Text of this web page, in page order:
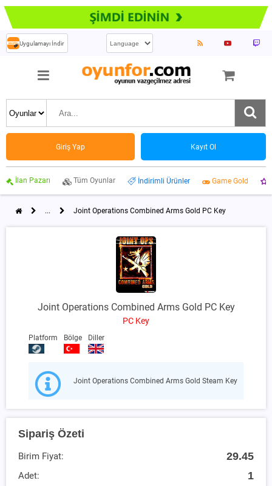
Uygulamayı İndir
Giriş Yap Kayıt Ol
İlan Pazarı Tüm Oyunlar İndirimli Ürünler Game Gold
... Joint Operations Combined Arms Gold PC Key
Joint Operations Combined Arms Gold PC Key
PC Key
Platform Bölge Diller
Joint Operations Combined Arms Gold Steam Key
Sipariş Özeti
Birim Fiyat: 29.45
Adet: 1